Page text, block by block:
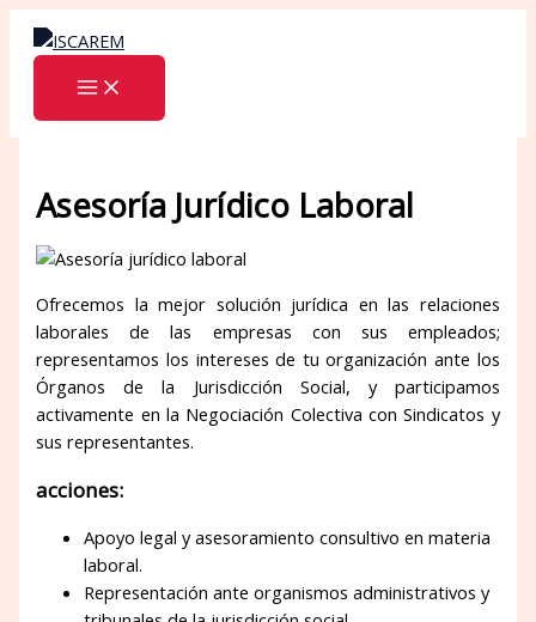
contenido
Asesoría Jurídico Laboral
Ofrecemos la mejor solución jurídica en las relaciones
laborales de las empresas con sus empleados;
representamos los intereses de tu organización ante los
Órganos de la Jurisdicción Social, y participamos
activamente en la Negociación Colectiva con Sindicatos y
sus representantes.
acciones:
Apoyo legal y asesoramiento consultivo en materia
laboral.
Representación ante organismos administrativos y